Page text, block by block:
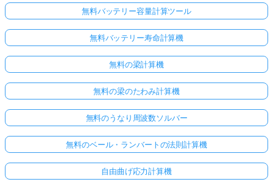
無料バッテリー容量計算ツール
無料バッテリー寿命計算機
無料の梁計算機
無料の梁のたわみ計算機
無料のうなり周波数ソルバー
無料のベール・ランバートの法則計算機
自由曲げ応力計算機